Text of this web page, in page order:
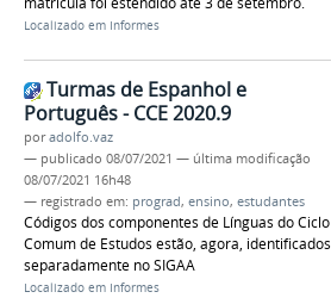
Localizado em Informes
Turmas de Espanhol e
Português - CCE 2020.9
poradolfo.vaz
— publicado 08/07/2021 — última modificação
08/07/2021 16h48
— registrado em: prograd, ensino, estudantes
Códigos dos componentes de Línguas do Ciclo
Comum de Estudos estão, agora, identificados
separadamente no SIGAA
Localizado em Informes